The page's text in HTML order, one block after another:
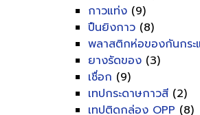
กาวแท่ง (9)
ปืนยิงกาว (8)
พลาสติกห่อของกันกระ
ยางรัดของ (3)
เชื่อก (9)
เทปกระดาษกาวสี (2)
เทปติดกล่อง OPP (8)